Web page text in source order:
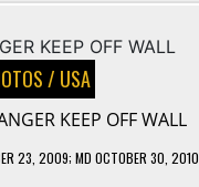
/ USA
KEEP OFF WALL
23, 2009; MD OCTOBER 30, 2010